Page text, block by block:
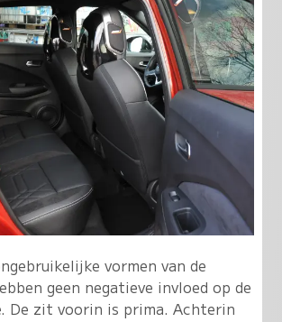
vormen van de
geen negatieve invloed op de
De zit voorin is prima. Achterin